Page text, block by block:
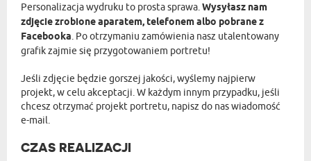
Personalizacja wydruku to prosta sprawa.Wysyłasz nam
zdjęcie zrobione aparatem, telefonem albo pobrane z
Facebooka. Po otrzymaniu zamówienia nasz utalentowany
grafik zajmie się przygotowaniem portretu!
Jeśli zdjęcie będzie gorszej jakości, wyślemy najpierw
projekt, w celu akceptacji. W każdym innym przypadku, jeśli
chcesz otrzymać projekt portretu, napisz do nas wiadomość
e-mail.
CZAS REALIZACJI